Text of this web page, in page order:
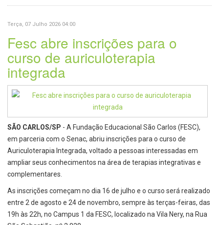
Terça, 07 Julho 2026 04:00
Fesc abre inscrições para o
curso de auriculoterapia
integrada
SÃO CARLOS/SP - A Fundação Educacional São Carlos (FESC),
em parceria com o Senac, abriu inscrições para o curso de
Auriculoterapia Integrada, voltado a pessoas interessadas em
ampliar seus conhecimentos na área de terapias integrativas e
complementares.
As inscrições começam no dia 16 de julho e o curso será realizado
entre 2 de agosto e 24 de novembro, sempre às terças-feiras, das
19h às 22h, no Campus 1 da FESC, localizado na Vila Nery, na Rua